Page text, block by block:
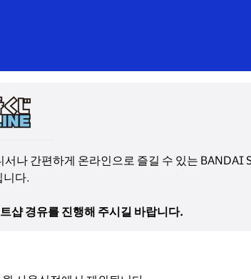
나 간편하게 온라인으로 즐길 수 있는 BANDAI
니다.
샵 경유를 진행해 주시길 바랍니다.